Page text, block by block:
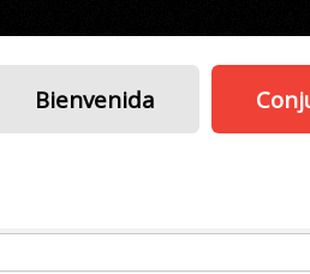
Bienvenida